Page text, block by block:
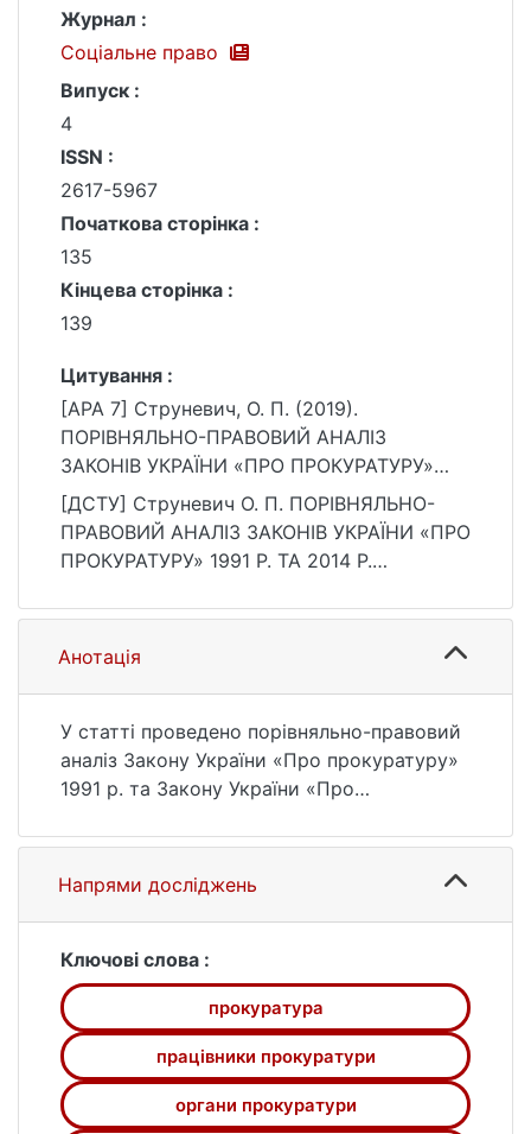
Журнал :
Соціальне право
Випуск :
4
ISSN :
2617-5967
Початкова сторінка :
135
Кінцева сторінка :
139
Цитування :
[APA 7] Струневич, О. П. (2019).
ПОРІВНЯЛЬНО-ПРАВОВИЙ АНАЛІЗ
ЗАКОНІВ УКРАЇНИ «ПРО ПРОКУРАТУРУ»
1991 Р. ТА 2014 Р. Соціальне право, (4),
135–139.
https://doi.org/10.37440/soclaw.2019.04.24
[ДСТУ] Струневич О. П. ПОРІВНЯЛЬНО-
ПРАВОВИЙ АНАЛІЗ ЗАКОНІВ УКРАЇНИ «ПРО
ПРОКУРАТУРУ» 1991 Р. ТА 2014 Р.
DOI: 10.37440/soclaw.2019.04.24 (дата
звернення: 25.07.2026).
Анотація
У статті проведено порівняльно-правовий
аналіз Закону України «Про прокуратуру»
1991 р. та Закону України «Про
та відмінні риси. Деталізовано зміст
кожної з них. Наведено аргументацію на
основі конкретних правових норм.
Напрями досліджень
Ключові слова :
прокуратура
працівники прокуратури
органи прокуратури